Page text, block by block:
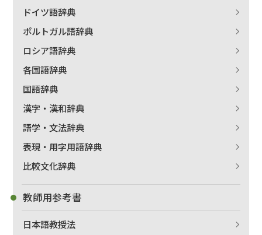
ドイツ語辞典
ポルトガル語辞典
ロシア語辞典
各国語辞典
国語辞典
漢字・漢和辞典
語学・文法辞典
表現・用字用語辞典
比較文化辞典
教師用参考書
日本語教授法